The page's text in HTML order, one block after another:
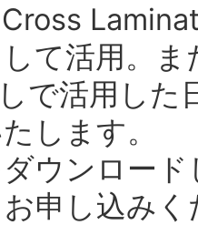
て活用。
で活用した
します。
ウンロー
申し込みく